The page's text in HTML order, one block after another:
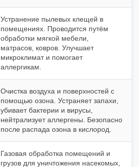
Устранение пылевых клещей в
помещениях. Проводится путём
обработки мягкой мебели,
матрасов, ковров. Улучшает
микроклимат и помогает
аллергикам.
Очистка воздуха и поверхностей с
помощью озона. Устраняет запахи,
убивает бактерии и вирусы,
нейтрализует аллергены. Безопасно
после распада озона в кислород.
Газовая обработка помещений и
грузов для уничтожения насекомых,